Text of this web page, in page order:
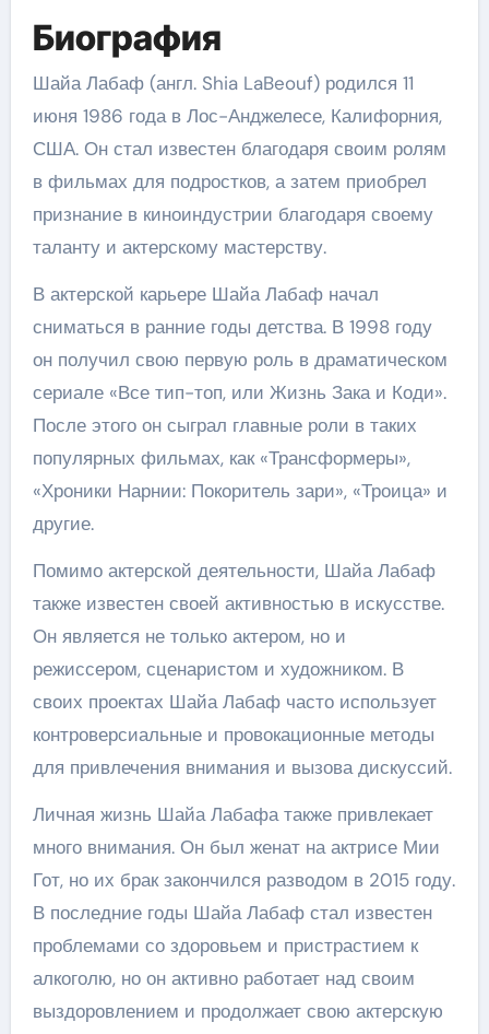
Биография
Шайа Лабаф (англ. Shia LaBeouf) родился 11
июня 1986 года в Лос-Анджелесе, Калифорния,
США. Он стал известен благодаря своим ролям
в фильмах для подростков, а затем приобрел
признание в киноиндустрии благодаря своему
таланту и актерскому мастерству.
В актерской карьере Шайа Лабаф начал
сниматься в ранние годы детства. В 1998 году
он получил свою первую роль в драматическом
сериале «Все тип-топ, или Жизнь Зака и Коди».
После этого он сыграл главные роли в таких
популярных фильмах, как «Трансформеры»,
«Хроники Нарнии: Покоритель зари», «Троица» и
другие.
Помимо актерской деятельности, Шайа Лабаф
также известен своей активностью в искусстве.
Он является не только актером, но и
режиссером, сценаристом и художником. В
своих проектах Шайа Лабаф часто использует
контроверсиальные и провокационные методы
для привлечения внимания и вызова дискуссий.
Личная жизнь Шайа Лабафа также привлекает
много внимания. Он был женат на актрисе Мии
Гот, но их брак закончился разводом в 2015 году.
В последние годы Шайа Лабаф стал известен
проблемами со здоровьем и пристрастием к
алкоголю, но он активно работает над своим
выздоровлением и продолжает свою актерскую